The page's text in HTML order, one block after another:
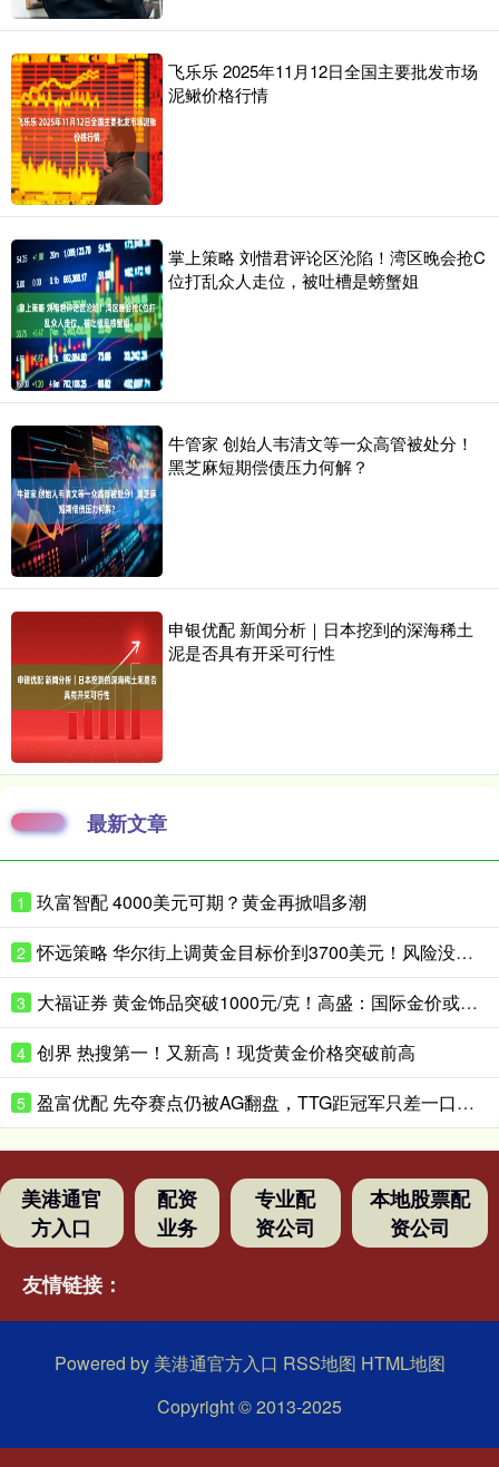
飞乐乐 2025年11月12日全国主要批发市场
泥鳅价格行情
掌上策略 刘惜君评论区沦陷！湾区晚会抢C
位打乱众人走位，被吐槽是螃蟹姐
牛管家 创始人韦清文等一众高管被处分！
黑芝麻短期偿债压力何解？
申银优配 新闻分析｜日本挖到的深海稀土
泥是否具有开采可行性
最新文章
1 玖富智配 4000美元可期？黄金再掀唱多潮
2 怀远策略 华尔街上调黄金目标价到3700美元！风险没这么快消停
3 大福证券 黄金饰品突破1000元/克！高盛：国际金价或升破4200美元/盎司！
4 创界 热搜第一！又新高！现货黄金价格突破前高
5 盈富优配 先夺赛点仍被AG翻盘，TTG距冠军只差一口气？_Ming_决赛_Fly
美港通官
方入口
配资
业务
专业配
资公司
本地股票配
资公司
友情链接：
Powered by 美港通官方入口 RSS地图 HTML地图
Copyright© 2013-2025